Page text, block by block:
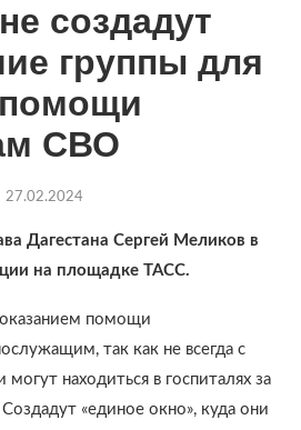
создадут
группы для
помощи
СВО
27.02.2024
Дагестана Сергей Меликов в
на площадке ТАСС.
оказанием помощи
так как не всегда с
могут находиться в госпиталях за
«единое окно», куда они